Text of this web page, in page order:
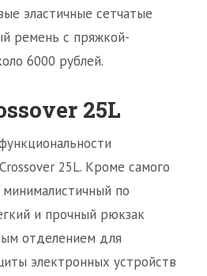
эластичные сетчатые
ремень с пряжкой-
6000 рублей.
25L
25L. Кроме самого
по
и прочный рюкзак
отделением для
электронных устройств